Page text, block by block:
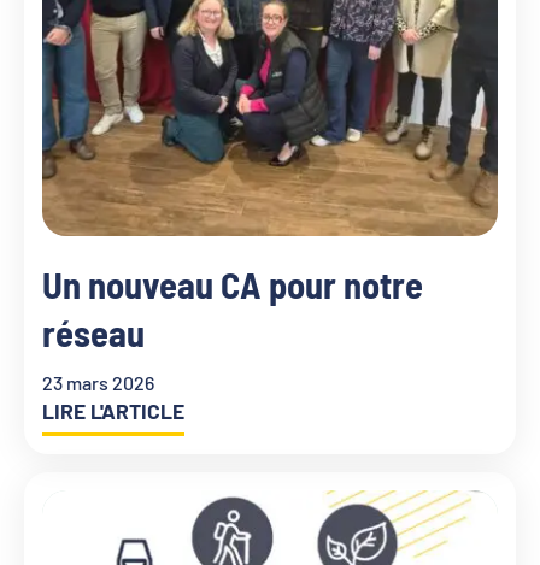
Un nouveau CA pour notre
réseau
23 mars 2026
LIRE L'ARTICLE